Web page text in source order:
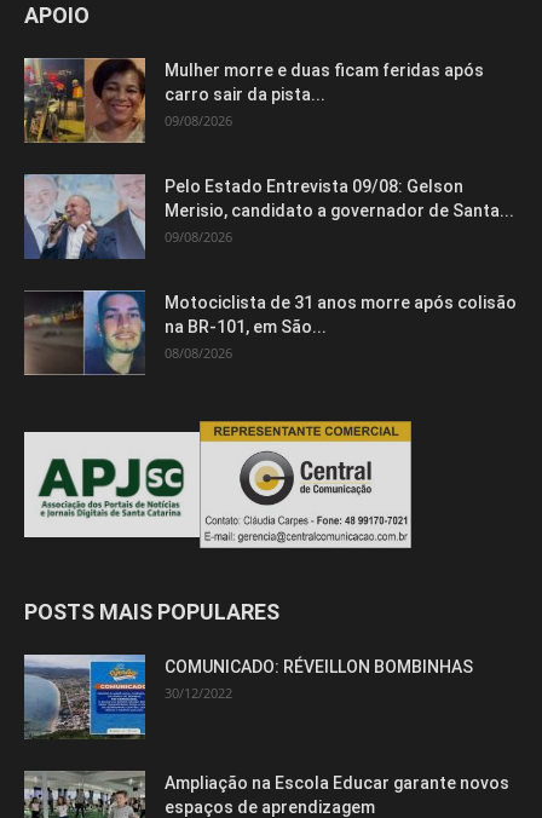
APOIO
Mulher morre e duas ficam feridas após
carro sair da pista...
09/08/2026
Pelo Estado Entrevista 09/08: Gelson
Merisio, candidato a governador de Santa...
09/08/2026
Motociclista de 31 anos morre após colisão
na BR-101, em São...
08/08/2026
POSTS MAIS POPULARES
COMUNICADO: RÉVEILLON BOMBINHAS
30/12/2022
Ampliação na Escola Educar garante novos
espaços de aprendizagem